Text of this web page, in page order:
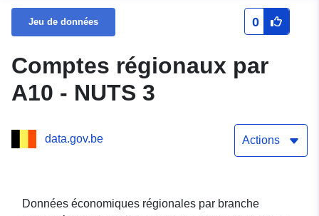
Jeu de données 0
Comptes régionaux par
A10 - NUTS 3
data.gov.be Actions
Données économiques régionales par branche